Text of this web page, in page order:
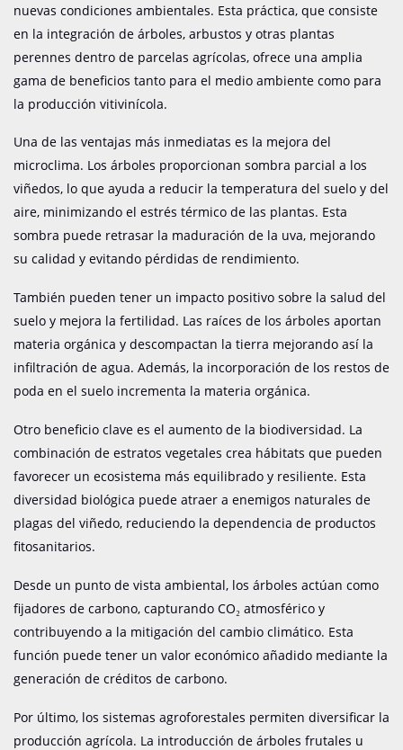
nuevas condiciones ambientales. Esta práctica, que consiste
en la integración de árboles, arbustos y otras plantas
perennes dentro de parcelas agrícolas, ofrece una amplia
gama de beneficios tanto para el medio ambiente como para
la producción vitivinícola.
Una de las ventajas más inmediatas es la mejora del
microclima. Los árboles proporcionan sombra parcial a los
viñedos, lo que ayuda a reducir la temperatura del suelo y del
aire, minimizando el estrés térmico de las plantas. Esta
sombra puede retrasar la maduración de la uva, mejorando
su calidad y evitando pérdidas de rendimiento.
También pueden tener un impacto positivo sobre la salud del
suelo y mejora la fertilidad. Las raíces de los árboles aportan
materia orgánica y descompactan la tierra mejorando así la
infiltración de agua. Además, la incorporación de los restos de
poda en el suelo incrementa la materia orgánica.
Otro beneficio clave es el aumento de la biodiversidad. La
combinación de estratos vegetales crea hábitats que pueden
favorecer un ecosistema más equilibrado y resiliente. Esta
diversidad biológica puede atraer a enemigos naturales de
plagas del viñedo, reduciendo la dependencia de productos
fitosanitarios.
Desde un punto de vista ambiental, los árboles actúan como
fijadores de carbono, capturando CO₂ atmosférico y
contribuyendo a la mitigación del cambio climático. Esta
función puede tener un valor económico añadido mediante la
generación de créditos de carbono.
Por último, los sistemas agroforestales permiten diversificar la
producción agrícola. La introducción de árboles frutales u